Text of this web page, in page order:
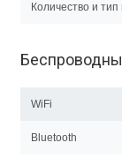
Количество и тип
WiFi
Bluetooth